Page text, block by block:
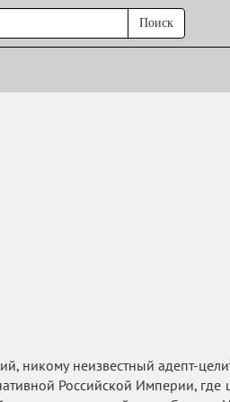
Поиск
никому неизвестный адепт-
Российской Империи, где